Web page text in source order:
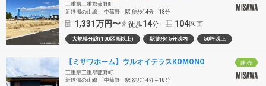
三重県三重郡菰野町
近鉄湯の山線 「中菰野」駅 徒歩14分～18分
1,331万円〜 徒歩14分 104区画
大規模分譲(100区画以上) 駅徒歩15分以内 50坪以上
建 売
【ミサワホーム】ウルオイテラスKOMONO
三重県三重郡菰野町
近鉄湯の山線 「中菰野」駅 徒歩14分～18分